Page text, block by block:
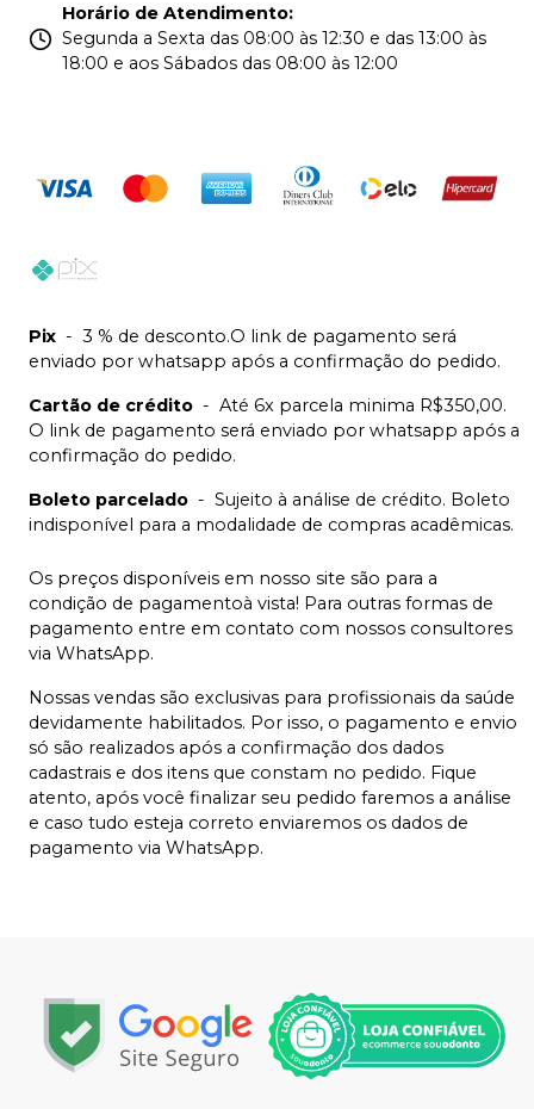
Horário de Atendimento:
Segunda a Sexta das 08:00 às 12:30 e das 13:00 às
18:00 e aos Sábados das 08:00 às 12:00
Pix - 3 % de desconto.O link de pagamento será
enviado por whatsapp após a confirmação do pedido.
Cartão de crédito - Até 6x parcela minima R$350,00.
O link de pagamento será enviado por whatsapp após a
confirmação do pedido.
Boleto parcelado - Sujeito à análise de crédito. Boleto
indisponível para a modalidade de compras acadêmicas.
Os preços disponíveis em nosso site são para a
condição de pagamentoà vista! Para outras formas de
pagamento entre em contato com nossos consultores
via WhatsApp.
Nossas vendas são exclusivas para profissionais da saúde
devidamente habilitados. Por isso, o pagamento e envio
só são realizados após a confirmação dos dados
cadastrais e dos itens que constam no pedido. Fique
atento, após você finalizar seu pedido faremos a análise
e caso tudo esteja correto enviaremos os dados de
pagamento via WhatsApp.